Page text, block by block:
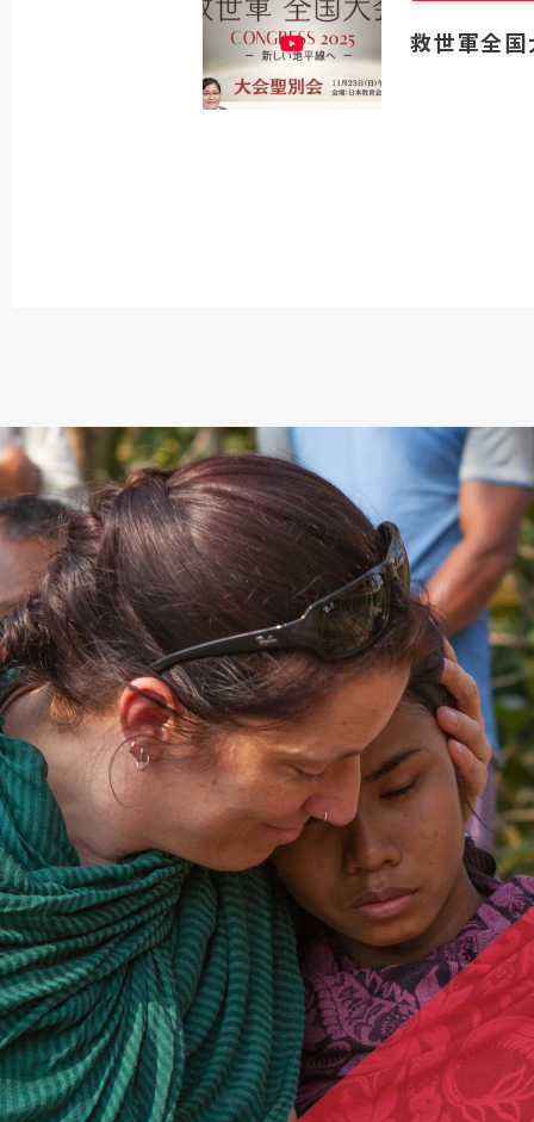
救世軍全